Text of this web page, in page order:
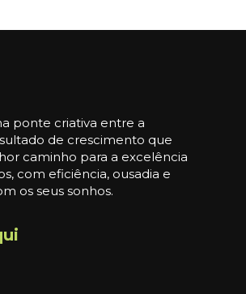
ponte criativa entre a
de crescimento que
caminho para a excelência
com eficiência, ousadia e
os seus sonhos.